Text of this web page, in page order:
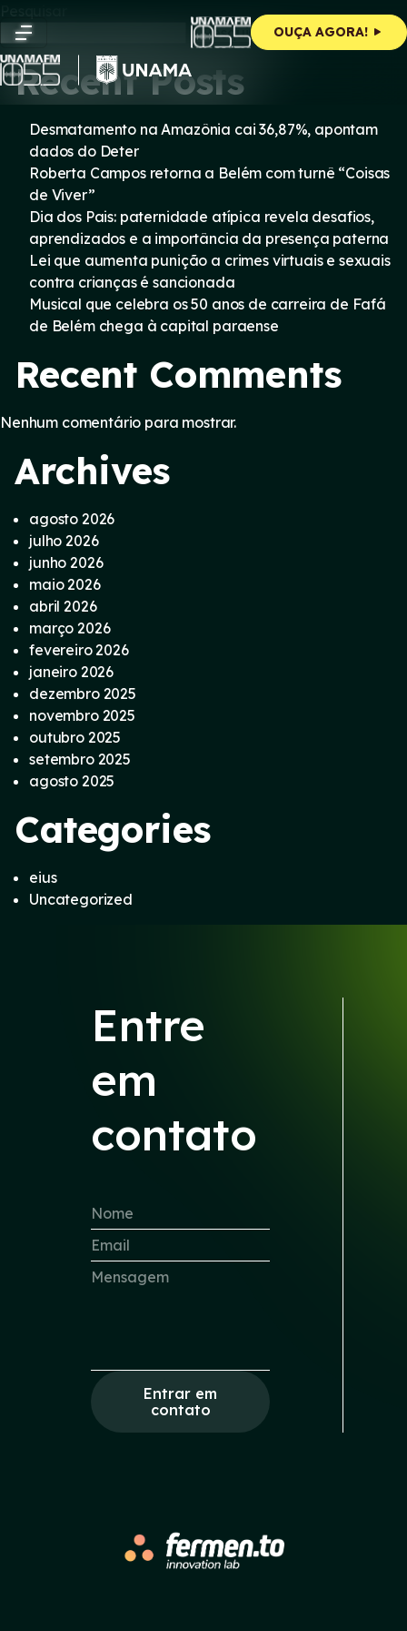
content
OUÇA AGORA!
Pesquisar
Pesquisar
Recent Posts
Desmatamento na Amazônia cai 36,87%, apontam
dados do Deter
Roberta Campos retorna a Belém com turnê “Coisas
de Viver”
Dia dos Pais: paternidade atípica revela desafios,
aprendizados e a importância da presença paterna
Lei que aumenta punição a crimes virtuais e sexuais
contra crianças é sancionada
Musical que celebra os 50 anos de carreira de Fafá
de Belém chega à capital paraense
Recent Comments
Nenhum comentário para mostrar.
Archives
agosto 2026
julho 2026
junho 2026
maio 2026
abril 2026
março 2026
fevereiro 2026
janeiro 2026
dezembro 2025
novembro 2025
outubro 2025
setembro 2025
agosto 2025
Categories
eius
Uncategorized
Entre
em
contato
Entrar em
contato